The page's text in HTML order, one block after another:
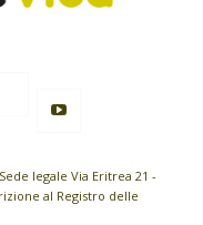
legale Via Eritrea 21 -
al Registro delle